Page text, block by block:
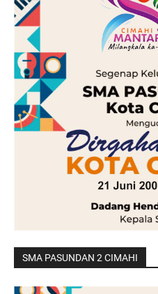
SMA PASUNDAN 2 CIMAHI